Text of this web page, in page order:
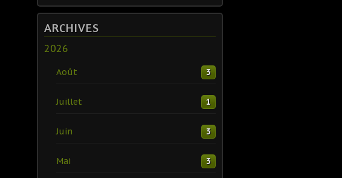
ARCHIVES
2026
Août 3
Juillet 1
Juin 3
Mai 3